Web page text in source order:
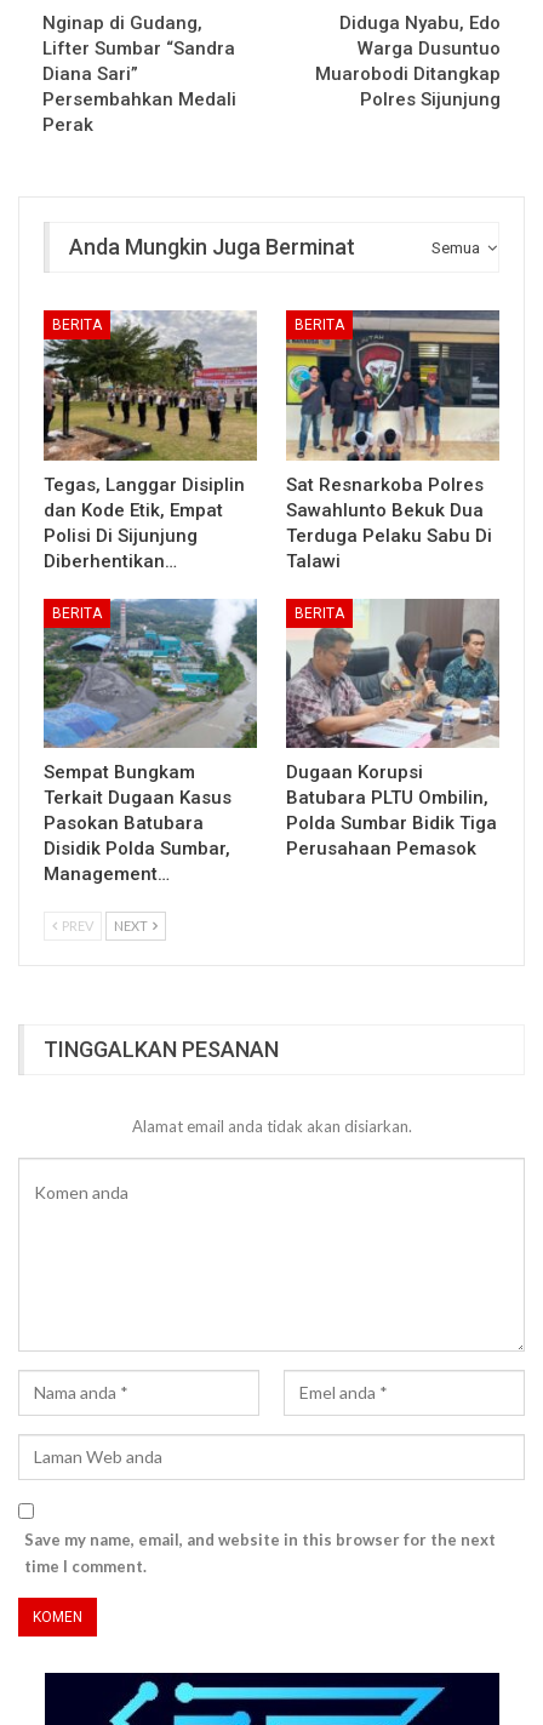
Nginap di Gudang,
Lifter Sumbar “Sandra
Diana Sari”
Persembahkan Medali
Perak
Diduga Nyabu, Edo
Warga Dusuntuo
Muarobodi Ditangkap
Polres Sijunjung
Semua
Anda Mungkin Juga Berminat
BERITA
Tegas, Langgar Disiplin
dan Kode Etik, Empat
Polisi Di Sijunjung
Diberhentikan…
BERITA
Sat Resnarkoba Polres
Sawahlunto Bekuk Dua
Terduga Pelaku Sabu Di
Talawi
BERITA
Sempat Bungkam
Terkait Dugaan Kasus
Pasokan Batubara
Disidik Polda Sumbar,
Management…
BERITA
Dugaan Korupsi
Batubara PLTU Ombilin,
Polda Sumbar Bidik Tiga
Perusahaan Pemasok
PREV NEXT
TINGGALKAN PESANAN
Alamat email anda tidak akan disiarkan.
Save my name, email, and website in this browser for the next
time I comment.